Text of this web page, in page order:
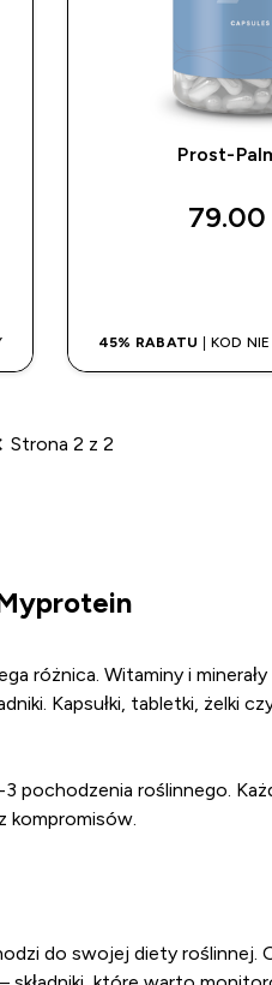
Prost-
79.00
45% RABATU | KOD
Paginacja
Strona 2 z 2
różnica. Witaminy i
Kapsułki, tabletki,
roślinnego.
kompromisów.
do swojej diety